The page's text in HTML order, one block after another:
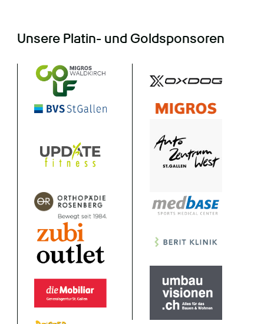
Unsere Platin- und Goldsponsoren